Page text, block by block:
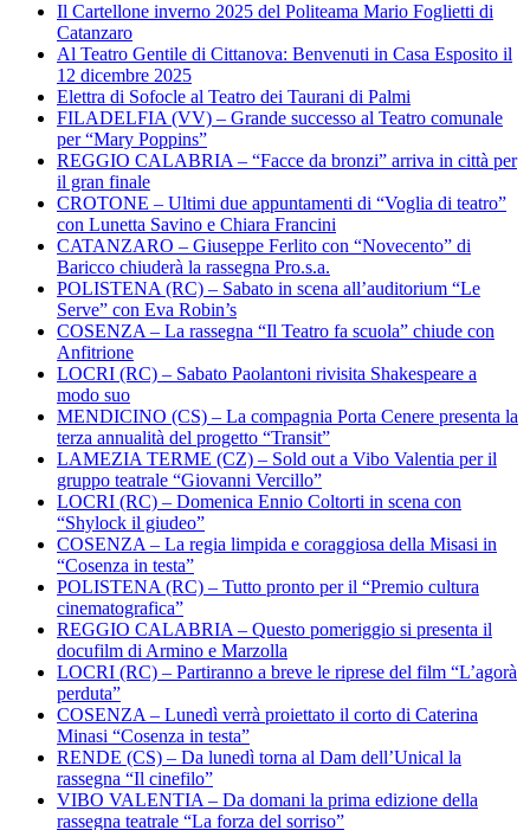
Il Cartellone inverno 2025 del Politeama Mario Foglietti di
Catanzaro
Al Teatro Gentile di Cittanova: Benvenuti in Casa Esposito il
12 dicembre 2025
Elettra di Sofocle al Teatro dei Taurani di Palmi
FILADELFIA (VV) – Grande successo al Teatro comunale
per “Mary Poppins”
REGGIO CALABRIA – “Facce da bronzi” arriva in città per
il gran finale
CROTONE – Ultimi due appuntamenti di “Voglia di teatro”
con Lunetta Savino e Chiara Francini
CATANZARO – Giuseppe Ferlito con “Novecento” di
Baricco chiuderà la rassegna Pro.s.a.
POLISTENA (RC) – Sabato in scena all’auditorium “Le
Serve” con Eva Robin’s
COSENZA – La rassegna “Il Teatro fa scuola” chiude con
Anfitrione
LOCRI (RC) – Sabato Paolantoni rivisita Shakespeare a
modo suo
MENDICINO (CS) – La compagnia Porta Cenere presenta la
terza annualità del progetto “Transit”
LAMEZIA TERME (CZ) – Sold out a Vibo Valentia per il
gruppo teatrale “Giovanni Vercillo”
LOCRI (RC) – Domenica Ennio Coltorti in scena con
“Shylock il giudeo”
COSENZA – La regia limpida e coraggiosa della Misasi in
“Cosenza in testa”
POLISTENA (RC) – Tutto pronto per il “Premio cultura
cinematografica”
REGGIO CALABRIA – Questo pomeriggio si presenta il
docufilm di Armino e Marzolla
LOCRI (RC) – Partiranno a breve le riprese del film “L’agorà
perduta”
COSENZA – Lunedì verrà proiettato il corto di Caterina
Minasi “Cosenza in testa”
RENDE (CS) – Da lunedì torna al Dam dell’Unical la
rassegna “Il cinefilo”
VIBO VALENTIA – Da domani la prima edizione della
rassegna teatrale “La forza del sorriso”